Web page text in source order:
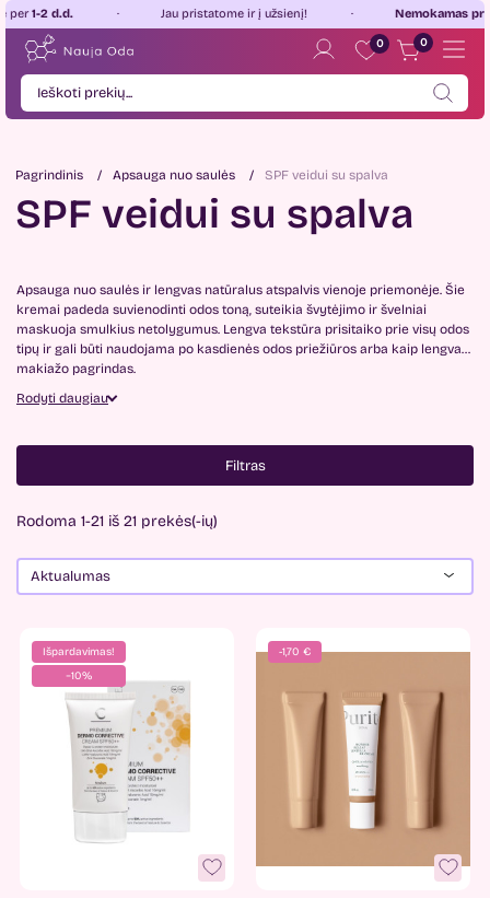
d.d. Jau pristatome ir į užsienį! Nemokamas
0 0
Pagrindinis Apsauga nuo saulės SPF veidui su spalva
SPF veidui su spalva
Apsauga nuo saulės ir lengvas natūralus atspalvis vienoje priemonėje. Šie
kremai padeda suvienodinti odos toną, suteikia švytėjimo ir švelniai
maskuoja smulkius netolygumus. Lengva tekstūra prisitaiko prie visų odos
tipų ir gali būti naudojama po kasdienės odos priežiūros arba kaip lengvas
makiažo pagrindas.
Rodyti daugiau
Filtras
2€ 49
Gamintojai
B-good
Rodoma 1-21 iš 21 prekės(-ių)
Aktualumas
Išpardavimas!
−10%
-1,70 €